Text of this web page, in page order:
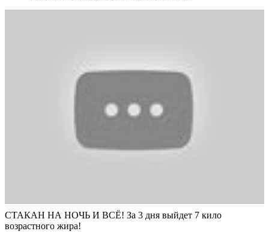
СТАКАН НА НОЧЬ И ВСЁ! За 3 дня выйдет 7 кило
возрастного жира!